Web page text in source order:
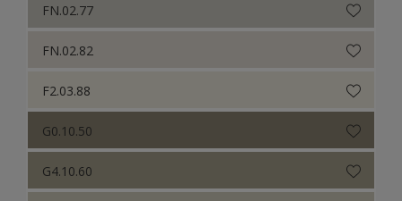
FN.02.77
FN.02.82
F2.03.88
G0.10.50
G4.10.60